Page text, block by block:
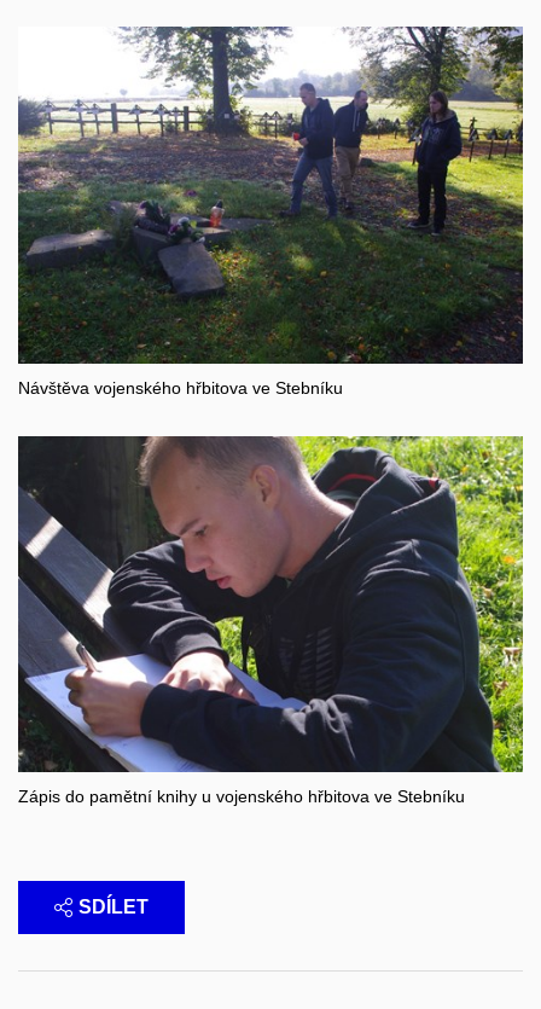
Návštěva vojenského hřbitova ve Stebníku
Zápis do pamětní knihy u vojenského hřbitova ve Stebníku
SDÍLET